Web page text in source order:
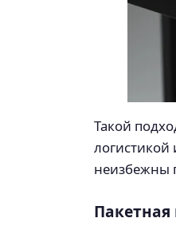
Такой
неизбежны
Пакетная